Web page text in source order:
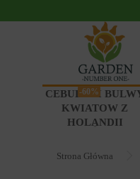
CEBULKI I
KWIATOW Z
HOLANDII
-60%
Strona Główna